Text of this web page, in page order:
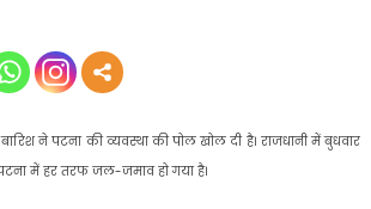
ने पटना की व्यवस्था की पोल खोल दी है। राजधानी में बुधवार
में हर तरफ जल-जमाव हो गया है।